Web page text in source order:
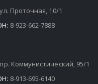
ул. Проточная, 10/1
8-923-662-7888
пр. Коммунистический, 95/1
8-913-695-6140